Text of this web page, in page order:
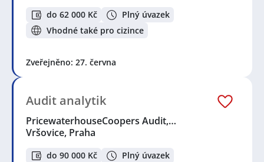
do 62 000 Kč
Plný úvazek
Vhodné také pro cizince
Zveřejněno: 27. června
Audit analytik
PricewaterhouseCoopers Audit,…
Vršovice, Praha
do 90 000 Kč
Plný úvazek